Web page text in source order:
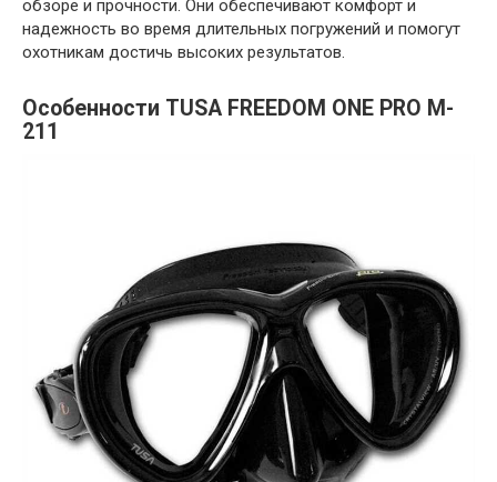
обзоре и прочности. Они обеспечивают комфорт и
надежность во время длительных погружений и помогут
охотникам достичь высоких результатов.
Особенности TUSA FREEDOM ONE PRO M-
211